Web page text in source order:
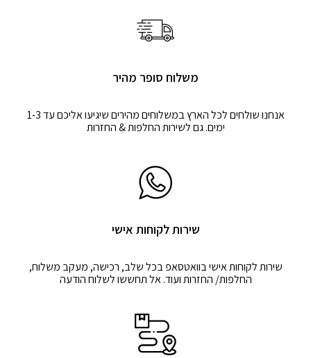
משלוח סופר מהיר
אנחנו שולחים לכל הארץ במשלוחים מהירים שיגיעו אליכם עד 1-3
ימים. גם לשירות החלפות & החזרות
שירות לקוחות אישי
שירות לקוחות אישי בוואטסאפ בכל שלב, רכישה, מעקב משלוח,
החלפות/ החזרות ועוד. אל תחששו לשלוח הודעה